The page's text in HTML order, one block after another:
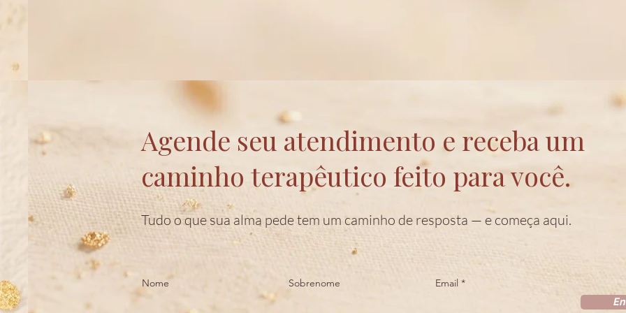
Agende seu atendimento e receba um
caminho terapêutico feito para você.
Tudo o que sua alma pede tem um caminho de resposta — e começa aqui.
Nome Sobrenome
Email